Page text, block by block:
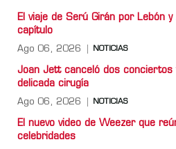
El viaje de Serú Girán por Lebón
capítulo
Ago 06, 2026 NOTICIAS
Joan Jett canceló dos
delicada cirugía
Ago 06, 2026 NOTICIAS
El nuevo video de Weezer que
celebridades